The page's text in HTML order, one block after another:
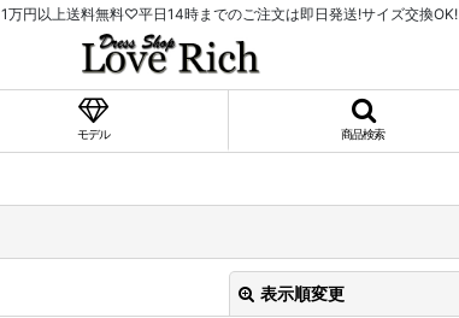
1万円以上送料無料♡平日14時までのご注文は即日発送!サイズ交換OK!
モデル 商品検索
表示順変更